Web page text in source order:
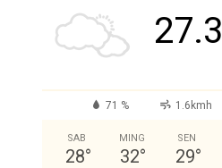
27.3
71 % 1.6kmh
SAB
28°
MING
32°
SEN
29°